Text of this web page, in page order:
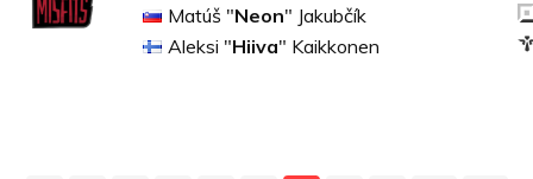
Matúš "Neon" Jakubčík
Aleksi "Hiiva" Kaikkonen